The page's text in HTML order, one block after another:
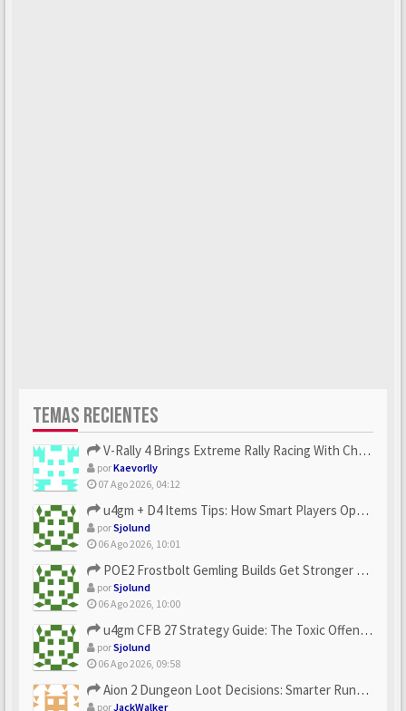
TEMAS RECIENTES
V-Rally 4 Brings Extreme Rally Racing With Challenging Track...
porKaevorlly
07 Ago 2026, 04:12
u4gm + D4 Items Tips: How Smart Players Optimize Gear, Build...
porSjolund
06 Ago 2026, 10:01
POE2 Frostbolt Gemling Builds Get Stronger With u4gm’s Ice C...
porSjolund
06 Ago 2026, 10:00
u4gm CFB 27 Strategy Guide: The Toxic Offensive Scheme Your ...
porSjolund
06 Ago 2026, 09:58
Aion 2 Dungeon Loot Decisions: Smarter Runs With U4N
porJackWalker